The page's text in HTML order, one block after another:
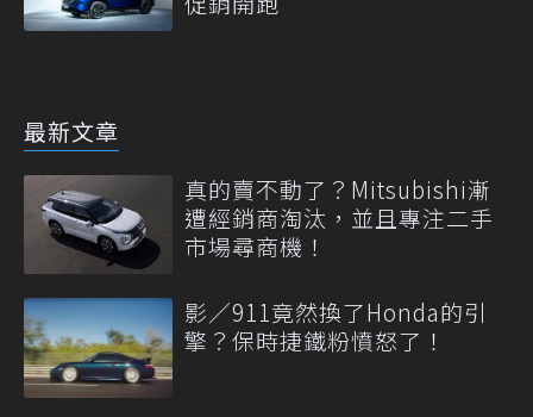
最新文章
真的賣不動了？Mitsubishi漸
遭經銷商淘汰，並且專注二手
市場尋商機！
影／911竟然換了Honda的引
擎？保時捷鐵粉憤怒了！